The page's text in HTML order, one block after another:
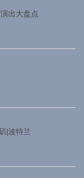
出大盘点
|波特兰